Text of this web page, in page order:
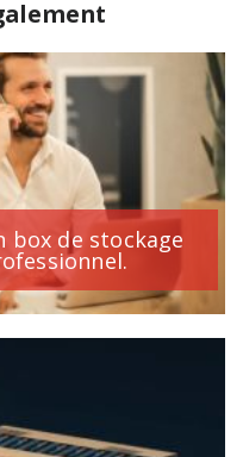
box de stockage